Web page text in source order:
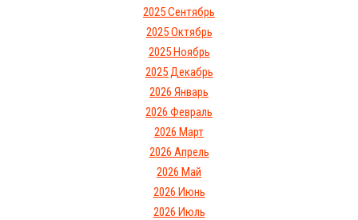
2025 Сентябрь
2025 Октябрь
2025 Ноябрь
2025 Декабрь
2026 Январь
2026 Февраль
2026 Март
2026 Апрель
2026 Май
2026 Июнь
2026 Июль